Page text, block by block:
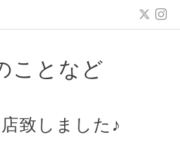
ことなど
致しました♪